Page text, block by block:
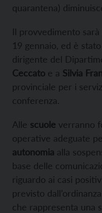
quarantena)
Il provvedimento
19 gennaio, ed è
dirigente del
Ceccato e a Silvia
provinciale per i
conferenza.
Alle scuole verranno
operative adeguate
autonomia alla
base delle
riguardo ai casi
previsto
che rappresenta una